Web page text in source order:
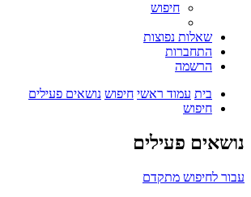
חיפוש
שאלות נפוצות
התחברות
הרשמה
בית עמוד ראשי חיפוש נושאים פעילים
חיפוש
נושאים פעילים
עבור לחיפוש מתקדם